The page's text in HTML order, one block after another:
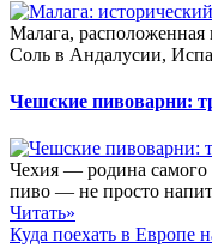
Малага, расположенная
Соль в Андалусии,
Чешские пивоварни:
Чехия — родина самого
пиво — не просто
Читать»
Куда поехать в Европе